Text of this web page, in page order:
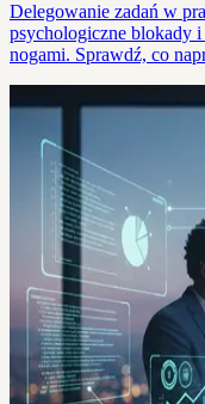
Delegowanie zadań w
psychologiczne blokady
nogami. Sprawdź, co